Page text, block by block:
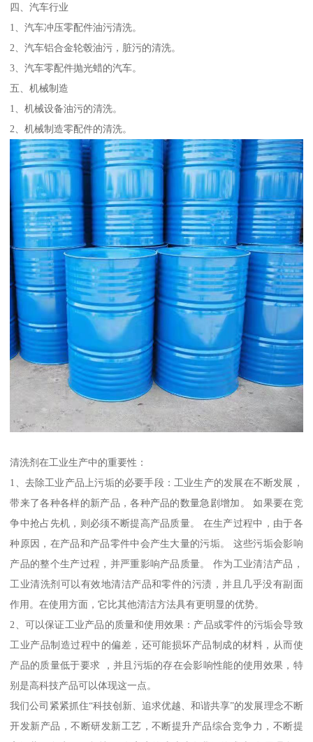
四、汽车行业
1、汽车冲压零配件油污清洗。
2、汽车铝合金轮毂油污，脏污的清洗。
3、汽车零配件抛光蜡的汽车。
五、机械制造
1、机械设备油污的清洗。
2、机械制造零配件的清洗。
清洗剂在工业生产中的重要性：
1、去除工业产品上污垢的必要手段：工业生产的发展在不断发展，
带来了各种各样的新产品，各种产品的数量急剧增加。 如果要在竞
争中抢占先机，则必须不断提高产品质量。 在生产过程中，由于各
种原因，在产品和产品零件中会产生大量的污垢。 这些污垢会影响
产品的整个生产过程，并严重影响产品质量。 作为工业清洁产品，
工业清洗剂可以有效地清洁产品和零件的污渍，并且几乎没有副面
作用。在使用方面，它比其他清洁方法具有更明显的优势。
2、可以保证工业产品的质量和使用效果：产品或零件的污垢会导致
工业产品制造过程中的偏差，还可能损坏产品制成的材料，从而使
产品的质量低于要求 ，并且污垢的存在会影响性能的使用效果，特
别是高科技产品可以体现这一点。
我们公司紧紧抓住“科技创新、追求优越、和谐共享”的发展理念不断
开发新产品，不断研发新工艺，不断提升产品综合竞争力，不断提